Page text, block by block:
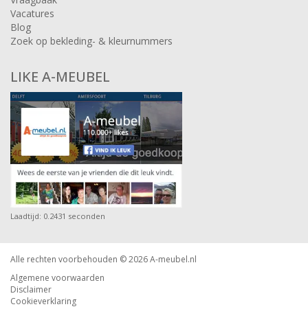
Vacatures
Blog
Zoek op bekleding- & kleurnummers
LIKE A-MEUBEL
Laadtijd: 0.2431 seconden
Alle rechten voorbehouden © 2026A-meubel.nl
Algemene voorwaarden
Disclaimer
Cookieverklaring